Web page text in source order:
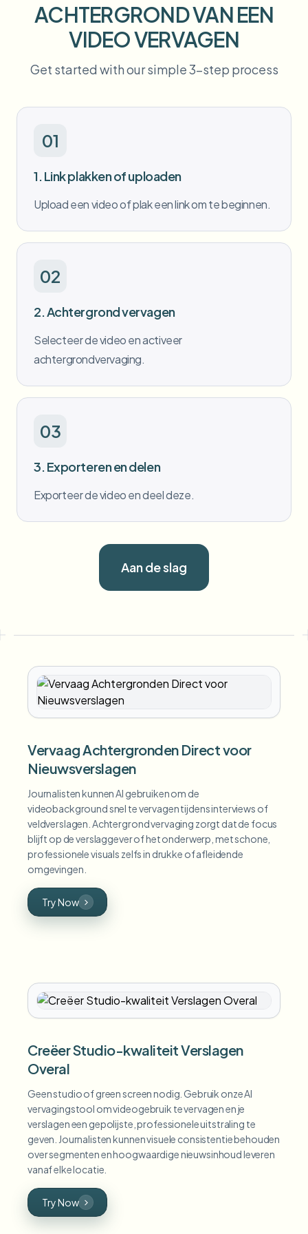
Gezicht wisselen - Video
Video-intelligentie
Batch video vervagen
Bulk gezichtsvervaging
Enterprise-zones, beleid en beoordeling
Contactformulier
Video-intelligentie
ACHTERGROND VAN EEN
VIDEO VERVAGEN
Get started with our simple 3-step process
01
1. Link plakken of uploaden
Upload een video of plak een link om te beginnen.
02
2. Achtergrond vervagen
Selecteer de video en activeer
achtergrondvervaging.
03
3. Exporteren en delen
Exporteer de video en deel deze.
Aan de slag
Vervaag Achtergronden Direct voor
Nieuwsverslagen
Journalisten kunnen AI gebruiken om de
videobackground snel te vervagen tijdens interviews of
veldverslagen. Achtergrond vervaging zorgt dat de focus
blijft op de verslaggever of het onderwerp, met schone,
professionele visuals zelfs in drukke of afleidende
omgevingen.
Try Now
Creëer Studio-kwaliteit Verslagen
Overal
Geen studio of green screen nodig. Gebruik onze AI
vervagingstool om videogebruik te vervagen en je
verslagen een gepolijste, professionele uitstraling te
geven. Journalisten kunnen visuele consistentie behouden
over segmenten en hoogwaardige nieuwsinhoud leveren
vanaf elke locatie.
Try Now